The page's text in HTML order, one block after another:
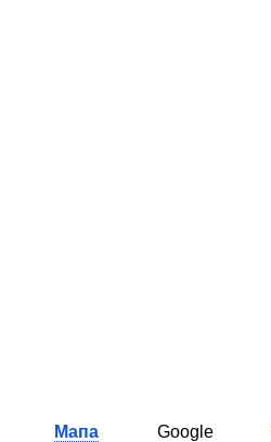
Мапа Google